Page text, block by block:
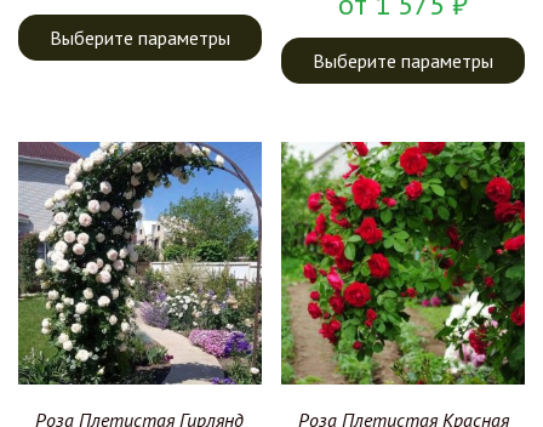
Выберите параметры
Выберите параметры
Роза Плетистая Гирлянд
Роза Плетистая Красная